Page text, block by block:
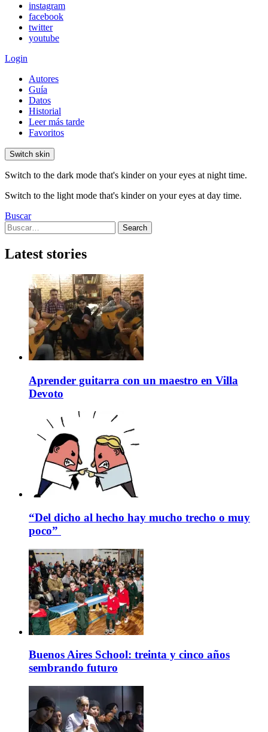
instagram
facebook
twitter
youtube
Login
Autores
Guía
Datos
Historial
Leer más tarde
Favoritos
Switch skin
Switch to the dark mode that's kinder on your eyes at night time.
Switch to the light mode that's kinder on your eyes at day time.
Buscar
Search
for:
Search
Latest stories
Aprender guitarra con un maestro en Villa
Devoto
“Del dicho al hecho hay mucho trecho o muy
poco”
Buenos Aires School: treinta y cinco años
sembrando futuro